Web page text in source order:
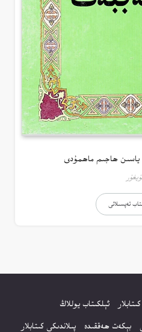
ياسىن ھاجىم ماھمۇدى
تەپسىلاتى
ئېلكىتاب يوللاڭ
بېكەت ھەققىدە
پىلاندىكى كىتابلار